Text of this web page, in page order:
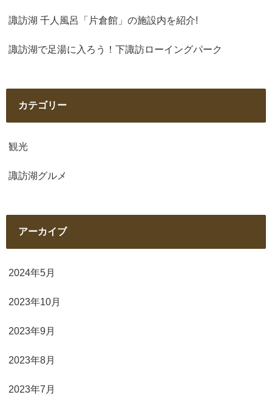
諏訪湖 千人風呂「片倉館」の施設内を紹介!
諏訪湖で足湯に入ろう！下諏訪ローイングパーク
カテゴリー
観光
諏訪湖グルメ
アーカイブ
2024年5月
2023年10月
2023年9月
2023年8月
2023年7月